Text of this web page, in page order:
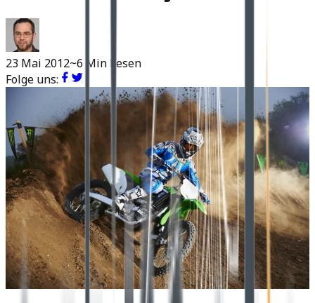
23 Mai 2012~6 Min Lesen
Folge uns: